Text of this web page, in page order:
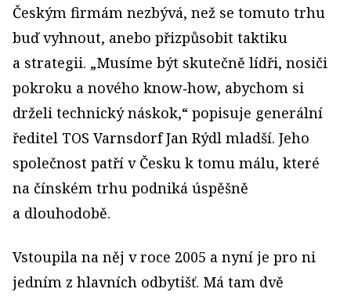
Českým firmám nezbývá, než se tomuto trhu
buď vyhnout, anebo přizpůsobit taktiku
a strategii. „Musíme být skutečně lídři, nosiči
pokroku a nového know‑how, abychom si
drželi technický náskok,“ popisuje generální
ředitel TOS Varnsdorf Jan Rýdl mladší. Jeho
společnost patří v Česku k tomu málu, které
na čínském trhu podniká úspěšně
a dlouhodobě.
Vstoupila na něj v roce 2005 a nyní je pro ni
jedním z hlavních odbytišť. Má tam dvě